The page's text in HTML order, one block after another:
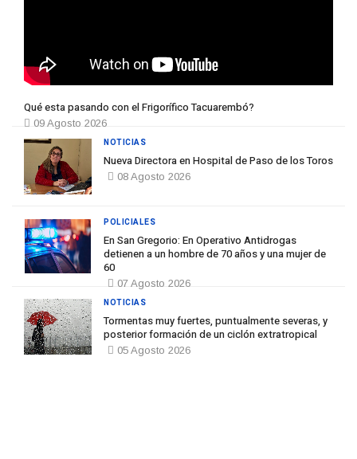
Qué esta pasando con el Frigorífico Tacuarembó?
09 Agosto 2026
Nueva Directora en Hospital de Paso de los Toros
08 Agosto 2026
NOTICIAS
En San Gregorio: En Operativo Antidrogas
detienen a un hombre de 70 años y una mujer de
60
07 Agosto 2026
POLICIALES
Tormentas muy fuertes, puntualmente severas, y
posterior formación de un ciclón extratropical
05 Agosto 2026
NOTICIAS